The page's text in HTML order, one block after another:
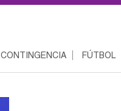
CONTINGENCIA FÚTBOL